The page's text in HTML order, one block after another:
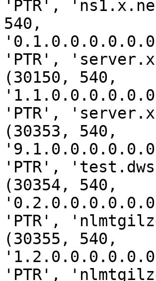
'PTR',
540,
'PTR',
(30150, 540,
'PTR',
(30353, 540,
'PTR',
(30354, 540,
'PTR',
(30355, 540,
'PTR',